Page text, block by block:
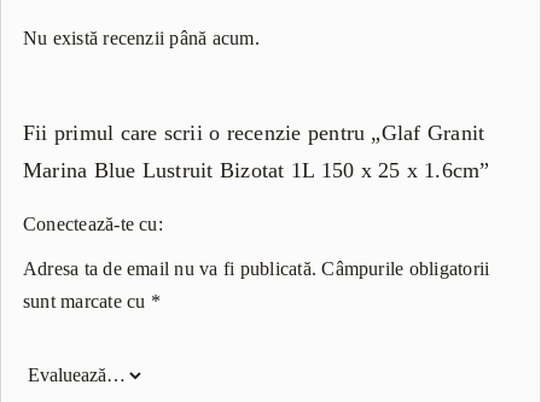
Nu există recenzii până acum.
Fii primul care scrii o recenzie pentru „Glaf Granit
Marina Blue Lustruit Bizotat 1L 150 x 25 x 1.6cm”
Conectează-te cu:
Adresa ta de email nu va fi publicată. Câmpurile obligatorii
sunt marcate cu *